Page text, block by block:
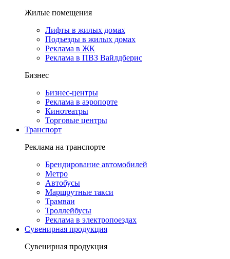
Жилые помещения
Лифты в жилых домах
Подъезды в жилых домах
Реклама в ЖК
Реклама в ПВЗ Вайлдберис
Бизнес
Бизнес-центры
Реклама в аэропорте
Кинотеатры
Торговые центры
Транспорт
Реклама на транспорте
Брендирование автомобилей
Метро
Автобусы
Маршрутные такси
Трамваи
Троллейбусы
Реклама в электропоездах
Сувенирная продукция
Сувенирная продукция